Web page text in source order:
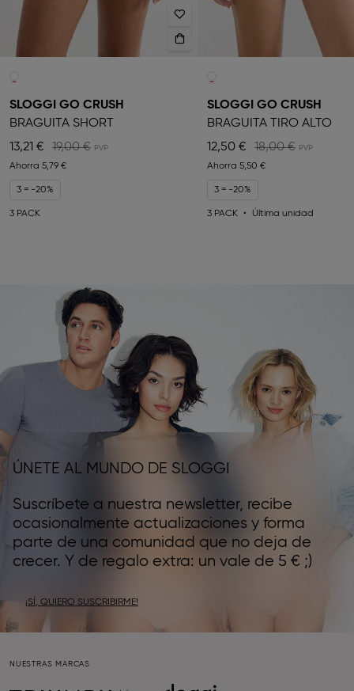
SLOGGI GO CRUSH
BRAGUITA SHORT
13,21 €
19,00 €
Ahorra 5,79 €
3 = -20%
3 PACK
SLOGGI GO CRUSH
BRAGUITA TIRO ALTO
12,50 €
18,00 €
Ahorra 5,50 €
3 = -20%
3 PACK Última unidad
ÚNETE AL MUNDO DE SLOGGI
Suscríbete a nuestra newsletter, recibe
ocasionalmente actualizaciones y forma
parte de una comunidad que no deja de
crecer. Y de regalo extra: un vale de 5 € ;)
¡SÍ, QUIERO SUSCRIBIRME!
NUESTRAS MARCAS